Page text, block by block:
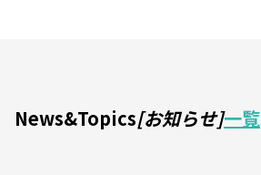
News&Topics[お知らせ]一覧